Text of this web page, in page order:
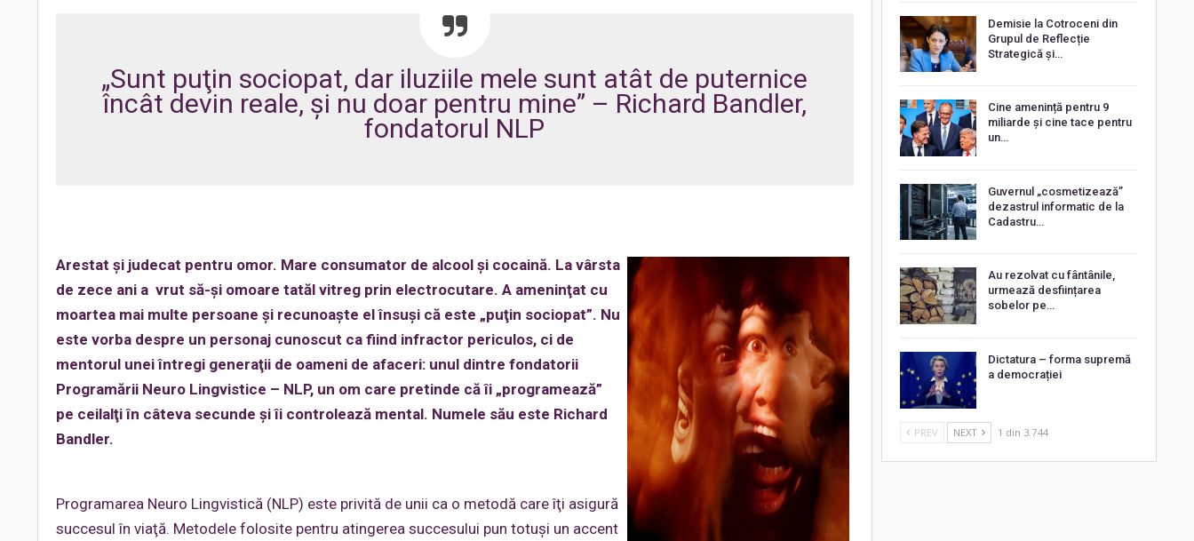
„Sunt puţin sociopat, dar iluziile mele sunt atât de puternice
încât devin reale, şi nu doar pentru mine” – Richard Bandler,
fondatorul NLP
Arestat şi judecat pentru omor. Mare consumator de alcool şi cocaină. La vârsta
de zece ani a vrut să-şi omoare tatăl vitreg prin electrocutare. A ameninţat cu
moartea mai multe persoane şi recunoaşte el însuşi că este „puţin sociopat”. Nu
este vorba despre un personaj cunoscut ca fiind infractor periculos, ci de
mentorul unei întregi generaţii de oameni de afaceri: unul dintre fondatorii
Programării Neuro Lingvistice – NLP, un om care pretinde că îi „programează”
pe ceilalţi în câteva secunde şi îi controlează mental. Numele său este Richard
Bandler.
Programarea Neuro Lingvistică (NLP) este privită de unii ca o metodă care îţi asigură
succesul în viaţă. Metodele folosite pentru atingerea succesului pun totuşi un accent
Demisie la Cotroceni din
Grupul de Reflecție
Strategică și…
Cine amenință pentru 9
miliarde și cine tace pentru
un…
Guvernul „cosmetizează”
dezastrul informatic de la
Cadastru…
Au rezolvat cu fântânile,
urmează desființarea
sobelor pe…
Dictatura – forma supremă
a democrației
PREV NEXT 1 din 3.744